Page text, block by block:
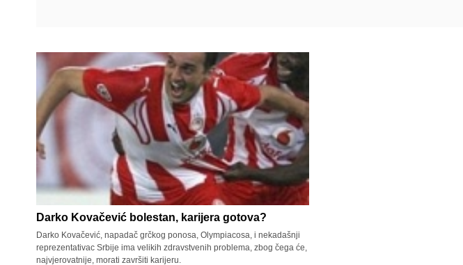
Darko Kovačević bolestan, karijera gotova?
Darko Kovačević, napadač grčkog ponosa, Olympiacosa, i nekadašnji
reprezentativac Srbije ima velikih zdravstvenih problema, zbog čega će,
najvjerovatnije, morati završiti karijeru.